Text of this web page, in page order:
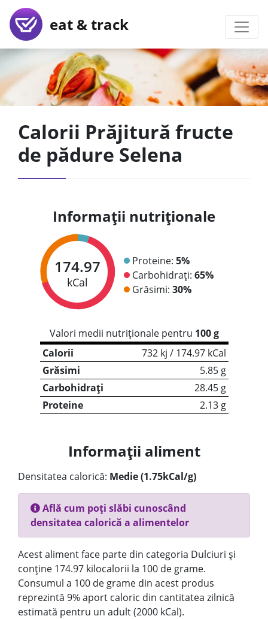
eat & track
Calorii Prăjitură fructe
de pădure Selena
Informații nutriționale
174.97
kCal
Proteine: 5%
Carbohidrați: 65%
Grăsimi: 30%
Valori medii nutriționale pentru 100 g
Calorii
732 kj / 174.97 kCal
Grăsimi
5.85 g
Carbohidrați
28.45 g
Proteine
2.13 g
Informații aliment
Densitatea calorică: Medie (1.75kCal/g)
Află cum poți slăbi cunoscând
densitatea calorică a alimentelor
Acest aliment face parte din categoria Dulciuri și
conține 174.97 kilocalorii la 100 de grame.
Consumul a 100 de grame din acest produs
reprezintă 9% aport caloric din cantitatea zilnică
estimată pentru un adult (2000 kCal).